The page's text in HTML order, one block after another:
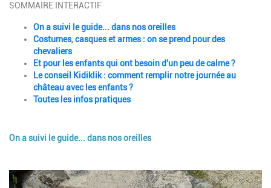
SOMMAIRE INTERACTIF
On a suivi le guide... dans nos oreilles
Costumes, casques et armes : on se prend pour des
chevaliers
Et pour les enfants qui ont besoin d'un peu de calme ?
Le conseil Kidiklik : comment remplir notre journée au
château avec les enfants ?
Toutes les infos pratiques
Description
On a suivi le guide... dans nos oreilles
Image